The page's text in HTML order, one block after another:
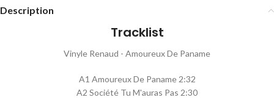
Description
Tracklist
Vinyle Renaud - Amoureux De Paname
A1 Amoureux De Paname 2:32
A2 Société Tu M'auras Pas 2:30